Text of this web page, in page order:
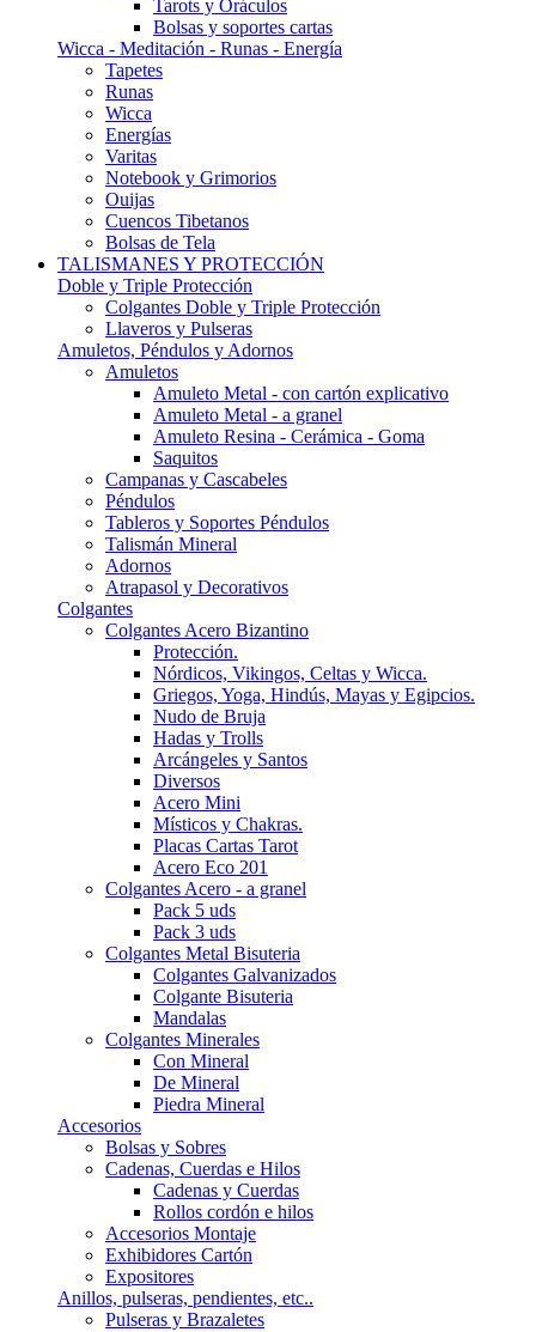
Tarots y Oráculos
Bolsas y soportes cartas
Wicca - Meditación - Runas - Energía
Tapetes
Runas
Wicca
Energías
Varitas
Notebook y Grimorios
Ouijas
Cuencos Tibetanos
Bolsas de Tela
TALISMANES Y PROTECCIÓN
Doble y Triple Protección
Colgantes Doble y Triple Protección
Llaveros y Pulseras
Amuletos, Péndulos y Adornos
Amuletos
Amuleto Metal - con cartón explicativo
Amuleto Metal - a granel
Amuleto Resina - Cerámica - Goma
Saquitos
Campanas y Cascabeles
Péndulos
Tableros y Soportes Péndulos
Talismán Mineral
Adornos
Atrapasol y Decorativos
Colgantes
Colgantes Acero Bizantino
Protección.
Nórdicos, Vikingos, Celtas y Wicca.
Griegos, Yoga, Hindús, Mayas y Egipcios.
Nudo de Bruja
Hadas y Trolls
Arcángeles y Santos
Diversos
Acero Mini
Místicos y Chakras.
Placas Cartas Tarot
Acero Eco 201
Colgantes Acero - a granel
Pack 5 uds
Pack 3 uds
Colgantes Metal Bisuteria
Colgantes Galvanizados
Colgante Bisuteria
Mandalas
Colgantes Minerales
Con Mineral
De Mineral
Piedra Mineral
Accesorios
Bolsas y Sobres
Cadenas, Cuerdas e Hilos
Cadenas y Cuerdas
Rollos cordón e hilos
Accesorios Montaje
Exhibidores Cartón
Expositores
Anillos, pulseras, pendientes, etc..
Pulseras y Brazaletes